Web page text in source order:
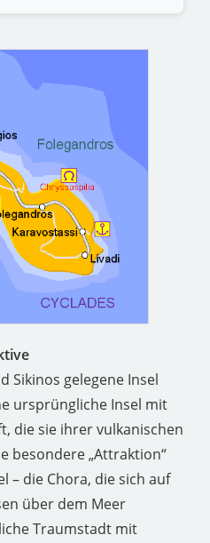
Sikinos gelegene Insel
ursprüngliche Insel mit
die sie ihrer vulkanischen
besondere „Attraktion“
– die Chora, die sich auf
über dem Meer
Traumstadt mit